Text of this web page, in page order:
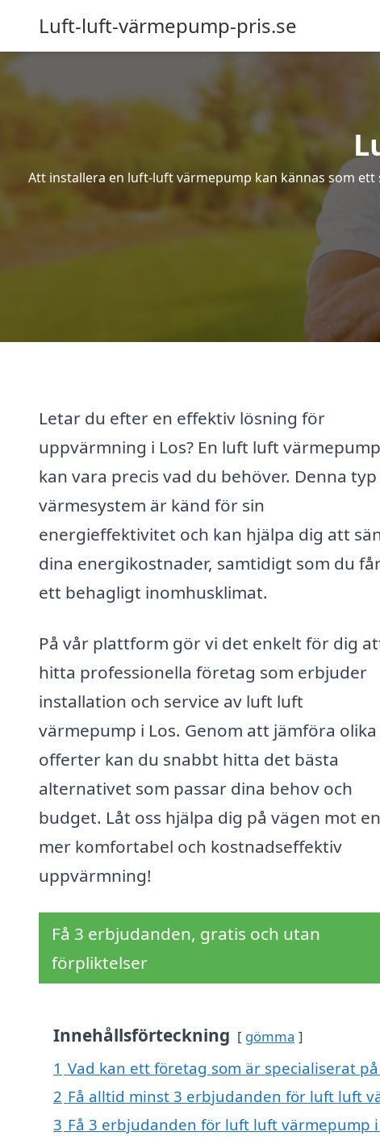
Luft-luft-värmepump-pris.se
Att installera en luft-luft värmepump kan kännas som
Letar du efter en effektiv lösning för
uppvärmning i Los? En luft luft värmepump
kan vara precis vad du behöver. Denna
värmesystem är känd för sin
energieffektivitet och kan hjälpa dig att
dina energikostnader, samtidigt som du
ett behagligt inomhusklimat.
På vår plattform gör vi det enkelt för dig
hitta professionella företag som erbjuder
installation och service av luft luft
värmepump i Los. Genom att jämföra olika
offerter kan du snabbt hitta det bästa
alternativet som passar dina behov och
budget. Låt oss hjälpa dig på vägen mot en
mer komfortabel och kostnadseffektiv
uppvärmning!
Få 3 erbjudanden, gratis och utan
förpliktelser
Innehållsförteckning gömma
1 Vad kan ett företag som är specialiserat
2 Få alltid minst 3 erbjudanden för luft luft
3 Få 3 erbjudanden för luft luft värmepump